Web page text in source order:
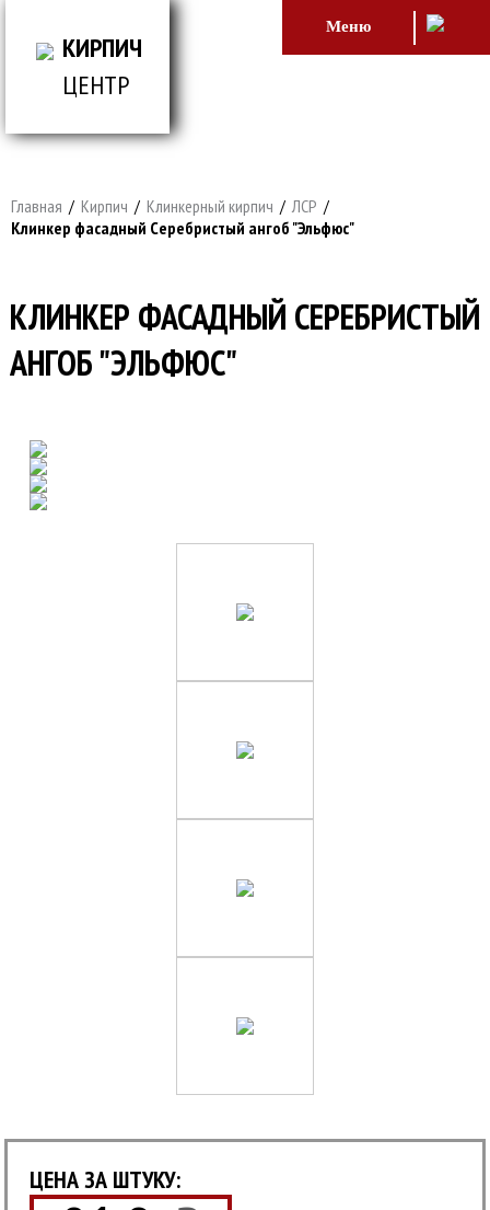
КИРПИЧ
ЦЕНТР
Меню
Главная / Кирпич / Клинкерный кирпич / ЛСР /
Клинкер фасадный Серебристый ангоб "Эльфюс"
КЛИНКЕР ФАСАДНЫЙ СЕРЕБРИСТЫЙ
АНГОБ "ЭЛЬФЮС"
ЦЕНА ЗА ШТУКУ: